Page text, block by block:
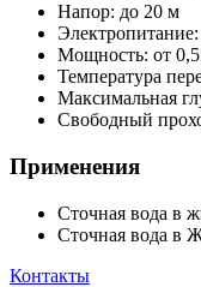
Напор: до 20 м
Мощность: от
Температура
Максимальная
Свободный
Применения
Сточная вода в
Сточная вода в
Контакты